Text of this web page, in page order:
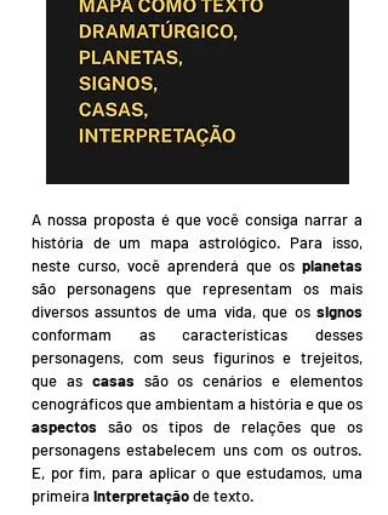
A nossa proposta é que você consiga narrar a
história de um mapa astrológico. Para isso,
neste curso, você aprenderá que os planetas
são personagens que representam os mais
diversos assuntos de uma vida, que os signos
conformam as características desses
personagens, com seus figurinos e trejeitos,
que as casas são os cenários e elementos
cenográficos que ambientam a história e que os
aspectos são os tipos de relações que os
personagens estabelecem uns com os outros.
E, por fim, para aplicar o que estudamos, uma
primeira interpretaçãode texto.